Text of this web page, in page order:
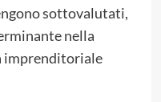
sottovalutati,
nella
imprenditoriale